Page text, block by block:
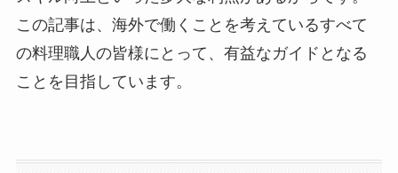
この記事は、海外で働くことを考えているすべて
の料理職人の皆様にとって、有益なガイドとなる
ことを目指しています。